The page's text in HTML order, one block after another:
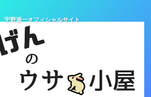
宇野源一オフィシャルサイト